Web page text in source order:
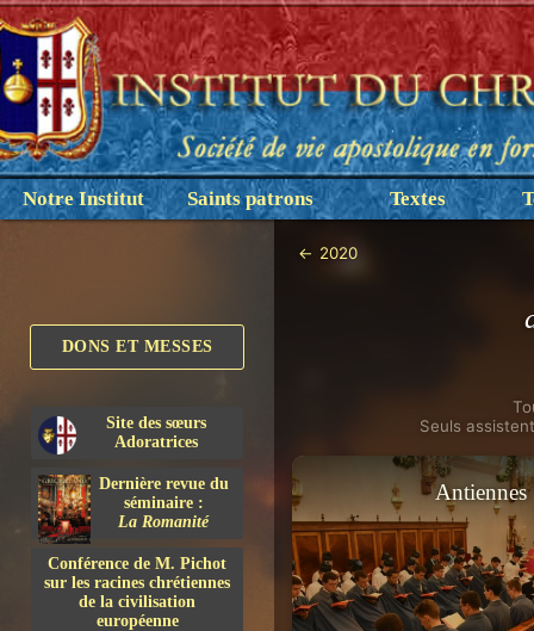
Notre Institut Saints patrons Textes
DONS ET MESSES
Site des sœurs
Adoratrices
Dernière revue du
séminaire :
La Romanité
Conférence de M. Pichot
sur les racines chrétiennes
de la civilisation
européenne
← 2020
Seuls
Antiennes